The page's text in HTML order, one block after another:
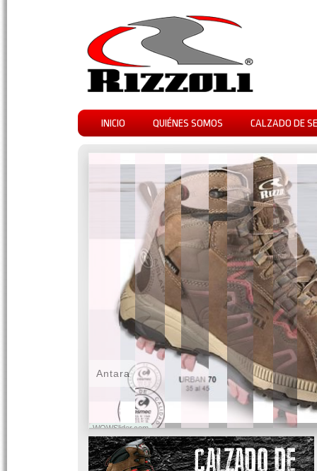
INICIO QUIÉNES SOMOS CALZADO DE
WOWSlider.com
Antara